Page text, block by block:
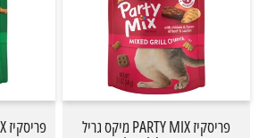
פריסקיז PARTY MIX מיקס גריל פריסקיז PARTY MIX פיקניק קראנץ'